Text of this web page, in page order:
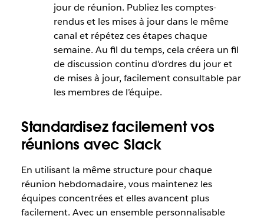
jour de réunion. Publiez les comptes-
rendus et les mises à jour dans le même
canal et répétez ces étapes chaque
semaine. Au fil du temps, cela créera un fil
de discussion continu d'ordres du jour et
de mises à jour, facilement consultable par
les membres de l’équipe.
Standardisez facilement vos
réunions avec Slack
En utilisant la même structure pour chaque
réunion hebdomadaire, vous maintenez les
équipes concentrées et elles avancent plus
facilement. Avec un ensemble personnalisable